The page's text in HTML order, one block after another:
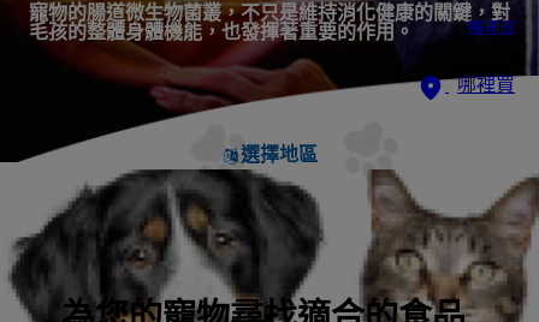
哪裡買
哪裡買
選擇地區
寵物的腸道微生物菌叢，不只是維持消化健康的關鍵，對
毛孩的整體身體機能，也發揮著重要的作用。